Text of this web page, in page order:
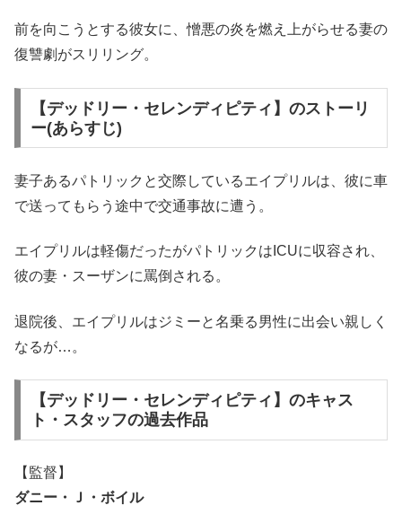
前を向こうとする彼女に、憎悪の炎を燃え上がらせる妻の
復讐劇がスリリング。
【デッドリー・セレンディピティ】のストーリ
ー(あらすじ)
妻子あるパトリックと交際しているエイプリルは、彼に車
で送ってもらう途中で交通事故に遭う。
エイプリルは軽傷だったがパトリックはICUに収容され、
彼の妻・スーザンに罵倒される。
退院後、エイプリルはジミーと名乗る男性に出会い親しく
なるが…。
【デッドリー・セレンディピティ】のキャス
ト・スタッフの過去作品
【監督】
ダニー・Ｊ・ボイル